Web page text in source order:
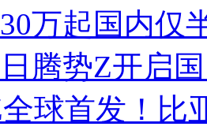
万起国内仅
腾势Z开启
球首发！比